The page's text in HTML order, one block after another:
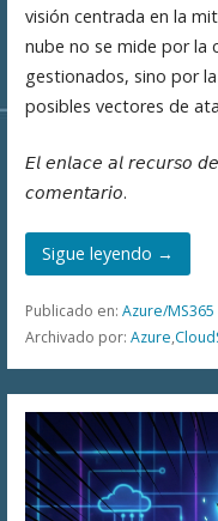
visión centrada en la
nube no se mide por la
gestionados, sino por
posibles vectores de
𝘌𝘭 𝘦𝘯𝘭𝘢𝘤𝘦 𝘢𝘭 𝘳𝘦𝘤𝘶𝘳𝘴𝘰
𝘤𝘰𝘮𝘦𝘯𝘵𝘢𝘳𝘪𝘰.
Sigue leyendo →
Publicado en: Azure/MS365
Archivado por: Azure,